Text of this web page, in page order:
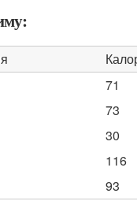
71
73
30
116
93